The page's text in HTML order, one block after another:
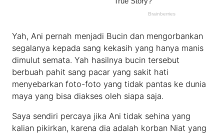
Yah, Ani pernah menjadi Bucin dan mengorbankan
segalanya kepada sang kekasih yang hanya manis
dimulut semata. Yah hasilnya bucin tersebut
berbuah pahit sang pacar yang sakit hati
menyebarkan foto-foto yang tidak pantas ke dunia
maya yang bisa diakses oleh siapa saja.
Saya sendiri percaya jika Ani tidak sehina yang
kalian pikirkan, karena dia adalah korban Niat yang